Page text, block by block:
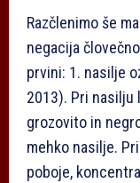
Razčlenimo še
negacija
prvini: 1. nasilje
2013). Pri nasilju
grozovito in
mehko nasilje.
poboje,